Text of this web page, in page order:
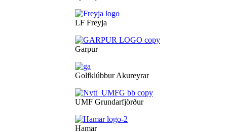
LF Freyja
Garpur
Golfklúbbur Akureyrar
UMF Grundarfjörður
Hamar